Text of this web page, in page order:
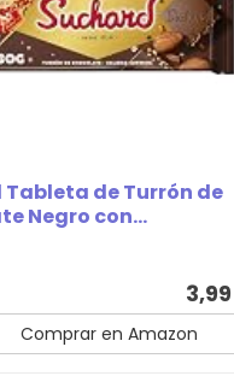
Tableta de Turrón de
Negro con...
3,99
Comprar en Amazon